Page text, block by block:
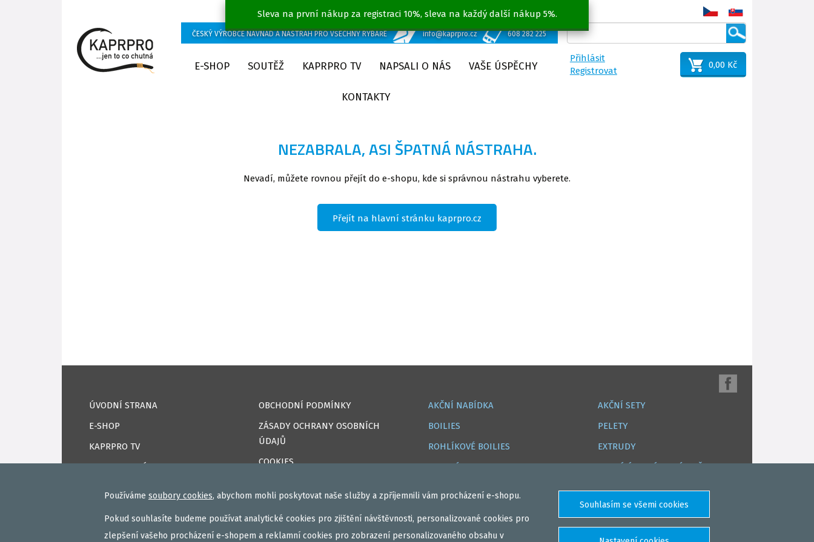
Sleva na první nákup za registraci 10%, sleva na každý další nákup 5%.
ČESKÝ VÝROBCE NÁVNAD A NÁSTRAH PRO VŠECHNY RYBÁŘE info@kaprpro.cz 608 282 225
E-SHOP SOUTĚŽ KAPRPRO TV NAPSALI O NÁS VAŠE ÚSPĚCHY
KONTAKTY
Přihlásit
Registrovat
0,00 Kč
NEZABRALA, ASI ŠPATNÁ NÁSTRAHA.
Nevadí, můžete rovnou přejít do e-shopu, kde si správnou nástrahu vyberete.
Přejít na hlavní stránku kaprpro.cz
ÚVODNÍ STRANA
E-SHOP
KAPRPRO TV
NAPSALI O NÁS
OBCHODNÍ PODMÍNKY
ZÁSADY OCHRANY OSOBNÍCH
ÚDAJŮ
COOKIES
PŘIHLÁSIT
REGISTROVAT
AKČNÍ NABÍDKA
BOILIES
ROHLÍKOVÉ BOILIES
TEKUTÉ
BIŽUTERIE NA MONTÁŽE
AKČNÍ SETY
PELETY
EXTRUDY
VNADÍCÍ, KRMÍTKOVÉ SMĚSI
PVA PUNČOCHY A SÁČKY
ZÁTĚŽE, KRMÍTKA
Používáme soubory cookies, abychom mohli poskytovat naše služby a zpříjemnili vám procházení e-shopu.
Pokud souhlasíte budeme používat analytické cookies pro zjištění návštěvnosti, personalizované cookies pro
zlepšení vašeho procházení e-shopem a reklamní cookies pro zobrazení personalizovaného obsahu v